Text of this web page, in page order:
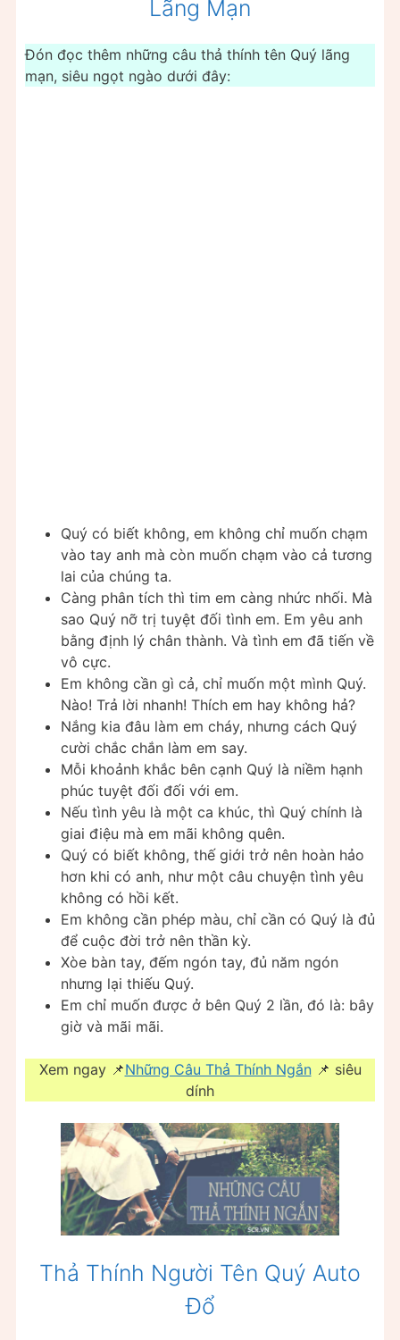
Lãng Mạn
Đón đọc thêm những câu thả thính tên Quý lãng
mạn, siêu ngọt ngào dưới đây:
Quý có biết không, em không chỉ muốn chạm
vào tay anh mà còn muốn chạm vào cả tương
lai của chúng ta.
Càng phân tích thì tim em càng nhức nhối. Mà
sao Quý nỡ trị tuyệt đối tình em. Em yêu anh
bằng định lý chân thành. Và tình em đã tiến về
vô cực.
Em không cần gì cả, chỉ muốn một mình Quý.
Nào! Trả lời nhanh! Thích em hay không hả?
Nắng kia đâu làm em cháy, nhưng cách Quý
cười chắc chắn làm em say.
Mỗi khoảnh khắc bên cạnh Quý là niềm hạnh
phúc tuyệt đối đối với em.
Nếu tình yêu là một ca khúc, thì Quý chính là
giai điệu mà em mãi không quên.
Quý có biết không, thế giới trở nên hoàn hảo
hơn khi có anh, như một câu chuyện tình yêu
không có hồi kết.
Em không cần phép màu, chỉ cần có Quý là đủ
để cuộc đời trở nên thần kỳ.
Xòe bàn tay, đếm ngón tay, đủ năm ngón
nhưng lại thiếu Quý.
Em chỉ muốn được ở bên Quý 2 lần, đó là: bây
giờ và mãi mãi.
Xem ngay 📌Những Câu Thả Thính Ngắn📌 siêu
dính
Thả Thính Người Tên Quý Auto
Đổ